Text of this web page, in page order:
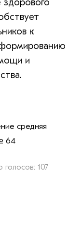
к
и
средняя
64
голосов: 107